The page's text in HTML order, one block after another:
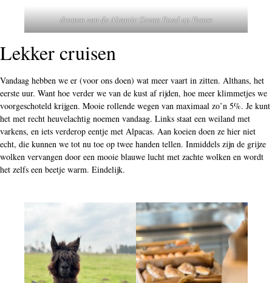
dromen van de Altantic Ocean Road op Funen
Lekker cruisen
Vandaag hebben we er (voor ons doen) wat meer vaart in zitten. Althans, het
eerste uur. Want hoe verder we van de kust af rijden, hoe meer klimmetjes we
voorgeschoteld krijgen. Mooie rollende wegen van maximaal zo’n 5%. Je kunt
het met recht heuvelachtig noemen vandaag. Links staat een weiland met
varkens, en iets verderop eentje met Alpacas. Aan koeien doen ze hier niet
echt, die kunnen we tot nu toe op twee handen tellen. Inmiddels zijn de grijze
wolken vervangen door een mooie blauwe lucht met zachte wolken en wordt
het zelfs een beetje warm. Eindelijk.